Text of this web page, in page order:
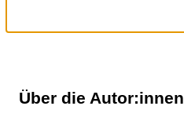
Über die Autor:innen